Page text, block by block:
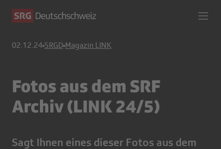
02.12.24 SRGD Magazin LINK
Fotos aus dem SRF
Archiv (LINK 24/5)
Sagt Ihnen eines dieser Fotos aus dem